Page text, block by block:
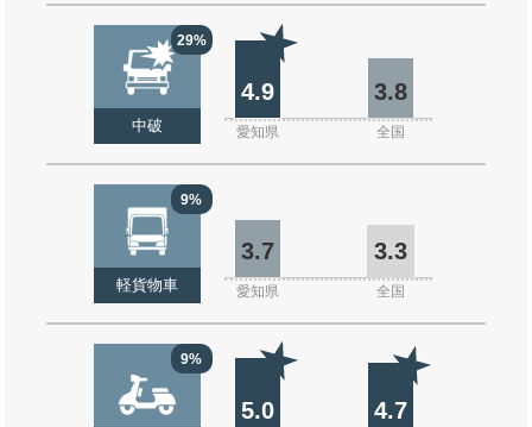
29%
中破
4.9 3.8
愛知県 全国
9%
軽貨物車
3.7 3.3
愛知県 全国
9%
5.0 4.7